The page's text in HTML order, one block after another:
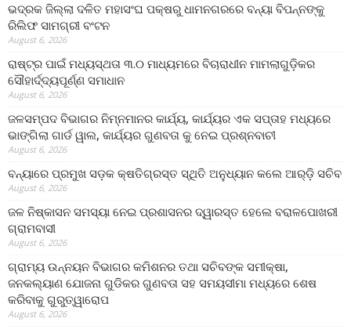
ଭଦ୍ରକ ଜିଲ୍ଲା ଦଳିତ ମହାସଂଘ ପକ୍ଷରୁ ଧାମନଗରରେ ବନ୍ୟା ବିପନ୍ନଙ୍କୁ
ରିଲିଫ ସାମଗ୍ରୀ ବଂଟନ
August 6, 2026
ରାଷ୍ଟ୍ର ପାଇଁ ମଧ୍ୟସ୍ଥତା ୩.୦ ମାଧ୍ୟମରେ ବିଚାରାଧୀନ ମାମଲାଗୁଡ଼ିକର
ସୌହାର୍ଦ୍ଦ୍ୟପୂର୍ଣ୍ଣ ସମାଧାନ
August 6, 2026
ଜଳସମ୍ପଦ ବିଭାଗର ନିମ୍ନମାନର କାର୍ଯ୍ୟ, କାର୍ଯ୍ୟର ଏକ ସପ୍ତାହ ମଧ୍ୟରେ
ଭାଙ୍ଗିଲା ଗାର୍ଡ ୱାଲ, କାର୍ଯ୍ୟର ଗୁଣବତା କୁ ନେଇ ପ୍ରଶ୍ନବାଚୀ
August 6, 2026
ବନ୍ୟାରେ ପ୍ରମୁଖ ସଡ଼କ କ୍ଷତିଗ୍ରସ୍ତ ସ୍ଥିତି ଅନୁଧ୍ୟାନ କଲେ ଆର୍‌ଡ଼ି ସଚିବ
August 6, 2026
ଜଳ ନିଷ୍କାସନ ସମସ୍ୟା ନେଇ ପ୍ରଶାସନର ଦ୍ୱାରସ୍ତ ହେଲେ ବରାଳପୋଖରୀ
ଗ୍ରାମବାସୀ
August 6, 2026
ଗ୍ରାମ୍ୟ ଉନ୍ନୟନ ବିଭାଗର କମିଶନର ତଥା ସଚିବଙ୍କ ସମୀକ୍ଷା,
ଜନକଲ୍ୟାଣ ଯୋଜନା ଗୁଡିକର ଗୁଣବତା ସହ ସମୟସୀମା ମଧ୍ୟରେ ଶେଷ
କରିବାକୁ ଗୁରୁତ୍ୱାରୋପ
August 6, 2026